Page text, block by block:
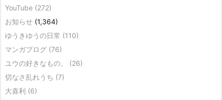
YouTube (272)
お知らせ (1,364)
ゆうきゆうの日常 (110)
マンガブログ (76)
ユウの好きなもの。 (26)
切なさ乱れうち (7)
大喜利 (6)